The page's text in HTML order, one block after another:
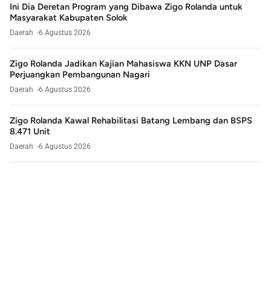
Ini Dia Deretan Program yang Dibawa Zigo Rolanda untuk
Masyarakat Kabupaten Solok
Daerah 6 Agustus 2026
Zigo Rolanda Jadikan Kajian Mahasiswa KKN UNP Dasar
Perjuangkan Pembangunan Nagari
Daerah 6 Agustus 2026
Zigo Rolanda Kawal Rehabilitasi Batang Lembang dan BSPS
8.471 Unit
Daerah 6 Agustus 2026